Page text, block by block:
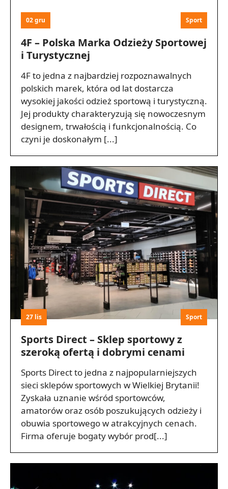
02 gru Sport
4F – Polska Marka Odzieży Sportowej
i Turystycznej
4F to jedna z najbardziej rozpoznawalnych
polskich marek, która od lat dostarcza
wysokiej jakości odzież sportową i turystyczną.
Jej produkty charakteryzują się nowoczesnym
designem, trwałością i funkcjonalnością. Co
czyni je doskonałym [...]
27 lis Sport
Sports Direct – Sklep sportowy z
szeroką ofertą i dobrymi cenami
Sports Direct to jedna z najpopularniejszych
sieci sklepów sportowych w Wielkiej Brytanii!
Zyskała uznanie wśród sportowców,
amatorów oraz osób poszukujących odzieży i
obuwia sportowego w atrakcyjnych cenach.
Firma oferuje bogaty wybór prod[...]